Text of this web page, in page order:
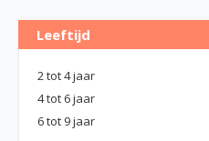
Leeftijd
2 tot 4 jaar
4 tot 6 jaar
6 tot 9 jaar